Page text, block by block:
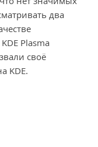
два
Plasma
своё
KDE.